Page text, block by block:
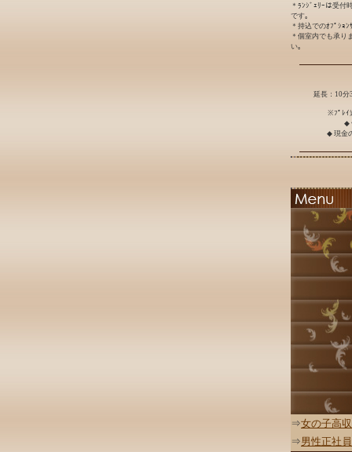
＊ﾗﾝｼﾞｪﾘｰは受付
です｡
＊持込でのｵﾌﾟｼｮ
＊個室内でも承り
い｡
延長：10分
※ﾌﾟﾚｲ
◆
◆ 現金
⇒女の子高
⇒男性正社